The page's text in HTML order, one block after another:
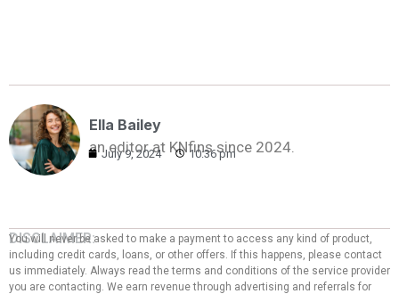
Ella Bailey
an editor at KNfins since 2024.
July 9, 2024 10:36 pm
DISCLAIMER:
You will never be asked to make a payment to access any kind of product,
including credit cards, loans, or other offers. If this happens, please contact
us immediately. Always read the terms and conditions of the service provider
you are contacting. We earn revenue through advertising and referrals for